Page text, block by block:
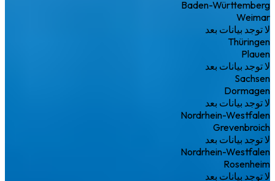
Baden-Württemberg
Weimar
لا توجد بيانات بعد
Thüringen
Plauen
لا توجد بيانات بعد
Sachsen
Dormagen
لا توجد بيانات بعد
Nordrhein-Westfalen
Grevenbroich
لا توجد بيانات بعد
Nordrhein-Westfalen
Rosenheim
لا توجد بيانات بعد